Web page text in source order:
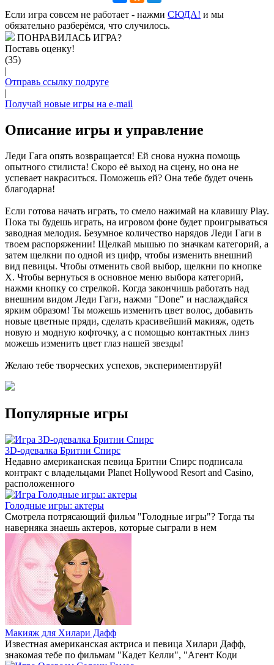
Если игра совсем не работает - нажми CЮДА! и мы
обязательно разберёмся, что случилось.
ПОНРАВИЛАСЬ ИГРА?
Поставь оценку!
(35)
|
Отправь ссылку подруге
|
Получай новые игры на e-mail
Описание игры и управление
Леди Гага опять возвращается! Ей снова нужна помощь
опытного стилиста! Скоро её выход на сцену, но она не
успевает накраситься. Поможешь ей? Она тебе будет очень
благодарна!
Если готова начать играть, то смело нажимай на клавишу Play.
Пока ты будешь играть, на игровом фоне будет проигрываться
заводная мелодия. Безумное количество нарядов Леди Гаги в
твоем распоряжении! Щелкай мышью по значкам категорий, а
затем щелкни по одной из цифр, чтобы изменить внешний
вид певицы. Чтобы отменить свой выбор, щелкни по кнопке
Х. Чтобы вернуться в основное меню выбора категорий,
нажми кнопку со стрелкой. Когда закончишь работать над
внешним видом Леди Гаги, нажми "Done" и наслаждайся
ярким образом! Ты можешь изменить цвет волос, добавить
новые цветные пряди, сделать красивейший макияж, одеть
новую и модную кофточку, а с помощью контактных линз
можешь изменить цвет глаз нашей звезды!
Желаю тебе творческих успехов, экспериментируй!
Популярные игры
3D-одевалка Бритни Спирс
Недавно американская певица Бритни Спирс подписала
контракт с владельцами Planet Hollywood Resort and Casino,
расположенного
Голодные игры: актеры
Смотрела потрясающий фильм "Голодные игры"? Тогда ты
наверняка знаешь актеров, которые сыграли в нем
Макияж для Хилари Дафф
Известная американская актриса и певица Хилари Дафф,
знакомая тебе по фильмам "Кадет Келли", "Агент Коди